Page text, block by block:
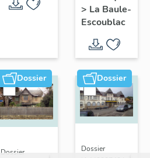
d'hygiène
du
Maréchal-
Joffre
avenue
Hoëdic
> La Baule-
Escoublac
Dossier
Dossier
Dossier
Dossier